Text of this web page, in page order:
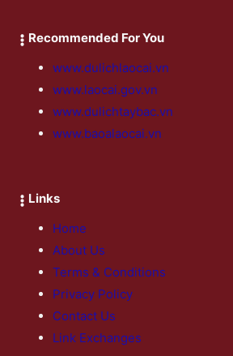
Recommended For You
www.dulichlaocai.vn
www.laocai.gov.vn
www.dulichtaybac.vn
www.baoalaocai.vn
Links
Home
About Us
Terms & Conditions
Privacy Policy
Contact Us
Link Exchanges